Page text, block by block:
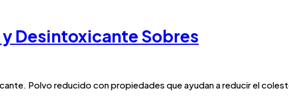
Desintoxicante Sobres
Polvo reducido con propiedades que ayudan a reducir el